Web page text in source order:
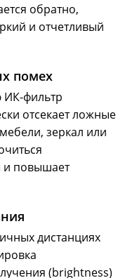
обратно,
и отчетливый
помех
ИК-фильтр
отсекает ложные
зеркал или
и повышает
дистанциях
(brightness)